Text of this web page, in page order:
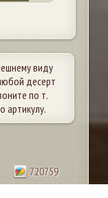
виду
десерт
по т.
артикулу.
720759